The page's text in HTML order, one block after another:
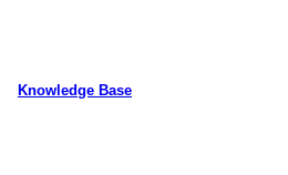
スKnowledge Base